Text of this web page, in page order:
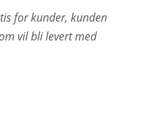
for kunder, kunden
vil bli levert med